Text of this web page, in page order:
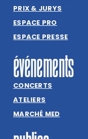
PRIX & JURYS
ESPACE PRO
ESPACE PRESSE
événements
CONCERTS
ATELIERS
MARCHÉ MED